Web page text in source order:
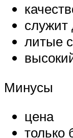
служит
литые
Минусы
цена
только